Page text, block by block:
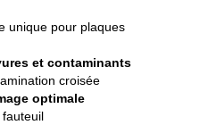
unique pour plaques
et contaminants
croisée
optimale
fauteuil